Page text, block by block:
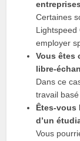
Certaines
Lightspeed
employer
Vous êtes
libre-
Dans ce
travail
Êtes-vous
d’un
Vous